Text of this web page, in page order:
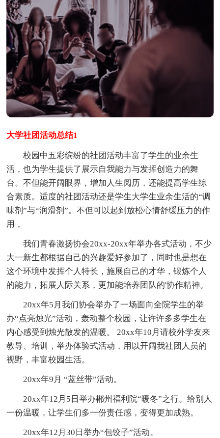
大学社团活动总结1
校园中五彩缤纷的社团活动丰富了学生的业余生
活，也为学生提供了展示自我能力与发挥创造力的舞
台。不但能开阔眼界，增加人生阅历，还能提高学生综
合素质。适度的社团活动还是学生大学生业余生活的“调
味剂”与“润滑剂”。不但可以起到放松心情舒缓压力的作
用，
我们青春激扬协会20xx-20xx年举办各式活动，不少
大一新生都根据自己的兴趣爱好参加了，同时也是想在
这个环境中发挥个人特长，施展自己的才华，锻炼个人
的能力，拓展人际关系，更加能培养团队的'协作精神。
20xx年5月我们协会举办了一场面向全院学生的举
办“点亮烛光”活动，轰动整个校园，让许许多多学生在
内心感受到烛光散发的温暖。 20xx年10月请校外学友来
教导、培训，举办体验式活动，用以开阔我社团人员的
视野，丰富校园生活。
20xx年9月 “蓝丝带”活动。
20xx年12月5日举办郴州福利院“暖冬”之行。给别人
一份温暖，让学生们多一份责任感，变得更加成熟。
20xx年12月30日举办“包饺子”活动。